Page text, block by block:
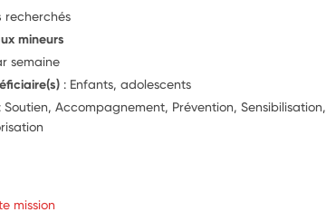
recherchés
mineurs
semaine
: Enfants, adolescents
: Soutien, Accompagnement, Prévention, Sensibilisation,
mission